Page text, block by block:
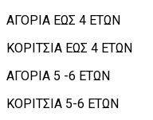
ΑΓΟΡΙΑ ΕΩΣ 4 ΕΤΩΝ
ΚΟΡΙΤΣΙΑ ΕΩΣ 4 ΕΤΩΝ
ΑΓΟΡΙΑ 5 -6 ΕΤΩΝ
ΚΟΡΙΤΣΙΑ 5-6 ΕΤΩΝ